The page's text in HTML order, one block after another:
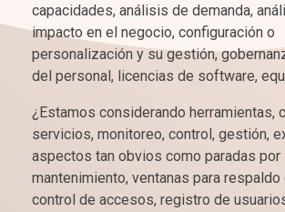
capacidades, análisis de demanda,
impacto en el negocio, configuración o
personalización y su gestión,
del personal, licencias de software,
¿Estamos considerando herramientas,
servicios, monitoreo, control, gestión,
aspectos tan obvios como paradas por
mantenimiento, ventanas para
control de accesos, registro de